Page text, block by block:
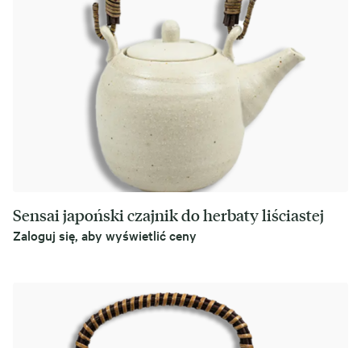
Sensai japoński czajnik do herbaty liściastej
Zaloguj się, aby wyświetlić ceny